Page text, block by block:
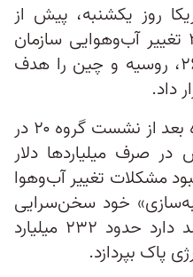
روز یکشنبه، پیش از
شرکت در اجلاس سال ۲۰۲۱ تغییر آب‌وهوایی سازمان
ملل متحد معروف به کوپ۲۶، روسیه و چین را هدف
داد.
بایدن در نطقی از پیش آماده بعد از نشست گروه ۲۰ در
در صرف میلیاردها دلار
مشکلات تغییر آب‌وهوا
به‌سازی» خود سخن‌سرایی
کرد. نهاد قانون‌گذار نیز قصد دارد حدود ۲۳۲ میلیارد
پاک بپردازد.